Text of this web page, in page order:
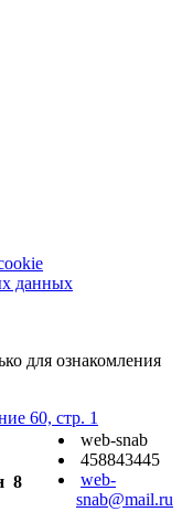
данных
для ознакомления
60, стр. 1
8
web-snab
458843445
web-
snab@mail.ru